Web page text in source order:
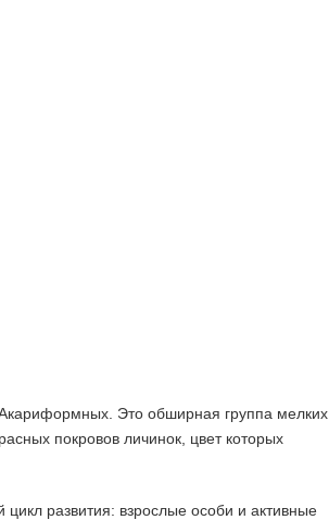
Это обширная группа мелких
покровов личинок, цвет которых
развития: взрослые особи и активные